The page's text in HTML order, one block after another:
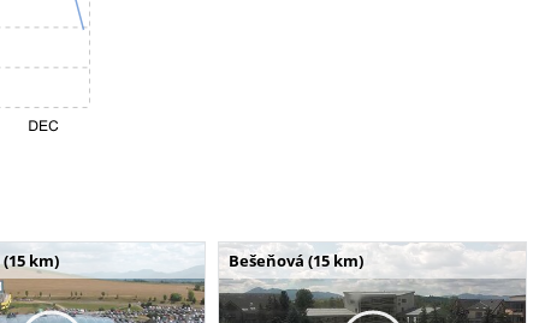
km) Bešeňová (15 km)